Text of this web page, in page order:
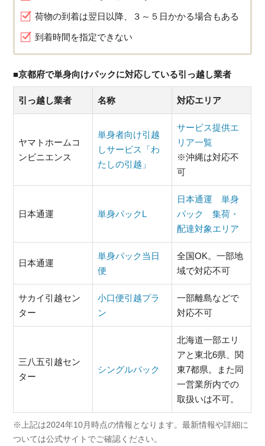
荷物の到着は翌日以降、３～５日かかる場合もある
到着時間を指定できない
■京都府で単身向けパックに対応している引っ越し業者
引っ越し業者 名称 対応エリア
ヤマトホームコ
ンビニエンス
単身者向け引越
しサービス「わ
たしの引越」
サービス提供エ
リア一覧
※沖縄は対応不
可
日本通運 単身パックL
日本通運 単身
パック 集荷・
配達対象エリア
日本通運
単身パック当日
便
全国OK。一部地
域で対応不可
サカイ引越セン
ター
小口便引越プラ
ン
一部離島などで
対応不可
三八五引越セン
ター
シングルパック
北海道一部エリ
アと東北6県、関
東7都県。また同
一営業所内での
取扱いは不可。
※上記は2024年10月時点の情報となります。最新情報や詳細に
ついては公式サイトでご確認ください。